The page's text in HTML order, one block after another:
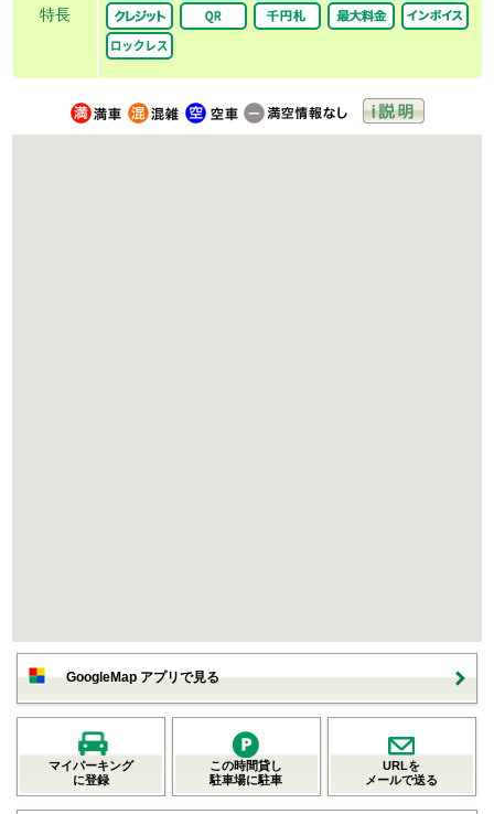
特長
GoogleMap アプリで見る
マイパーキング
に登録
この時間貸し
駐車場に駐車
URLを
メールで送る